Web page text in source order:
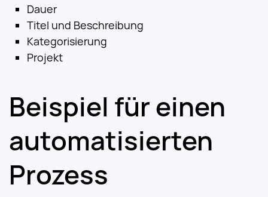
Dauer
Titel und Beschreibung
Kategorisierung
Projekt
Beispiel für einen
automatisierten
Prozess